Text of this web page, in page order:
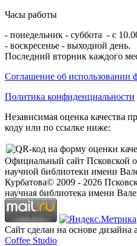
Часы работы
- понедельник - суббота - с
- воскресенье - выходной день.
Последний вторник каждого
Соглашение об использовании
Политика конфиденциальности
Независимая оценка качества
коду или по ссылке ниже:
Официальный сайт Псковской
научной библиотеки имени
Курбатова© 2009 - 2026
научная библиотека имени
Сайт сделан на основе дизайна
Coffee Studio